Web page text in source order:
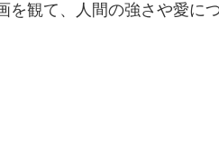
観て、人間の強さや愛に